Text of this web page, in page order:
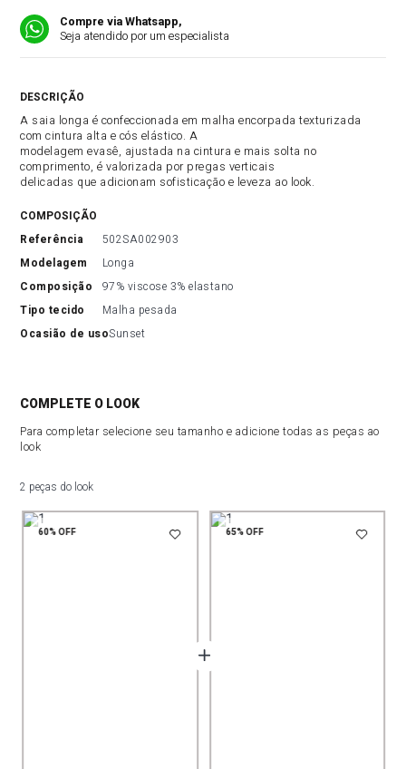
Compre via Whatsapp,
Seja atendido por um especialista
A saia longa é confeccionada em malha encorpada texturizada
com cintura alta e cós elástico. A
modelagem evasê, ajustada na cintura e mais solta no
comprimento, é valorizada por pregas verticais
delicadas que adicionam sofisticação e leveza ao look.
COMPOSIÇÃO
referência
502SA002903
modelagem
Longa
composição
97% viscose 3% elastano
tipo tecido
Malha pesada
ocasião de usoSunset
COMPLETE O LOOK
Para completar selecione seu tamanho e adicione todas as peças ao
look
2 peças do look
60%OFF 65%OFF